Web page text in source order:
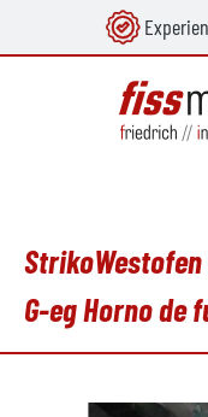
principal
G-eg Horno de